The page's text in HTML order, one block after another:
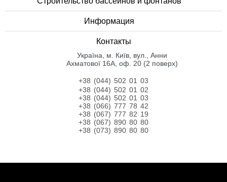
Информация
Контакты
Українa, м. Київ, вул., Анни
Ахматової 16А, оф. 20 (2 поверх)
+38 (044) 502 01 03
+38 (044) 502 01 02
+38 (044) 502 01 03
+38 (066) 777 78 42
+38 (067) 777 82 19
+38 (067) 890 80 80
+38 (073) 890 80 80